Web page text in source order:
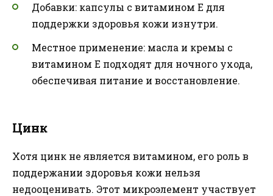
Добавки: капсулы с витамином Е для
поддержки здоровья кожи изнутри.
Местное применение: масла и кремы с
витамином Е подходят для ночного ухода,
обеспечивая питание и восстановление.
Цинк
Хотя цинк не является витамином, его роль в
поддержании здоровья кожи нельзя
недооценивать. Этот микроэлемент участвует